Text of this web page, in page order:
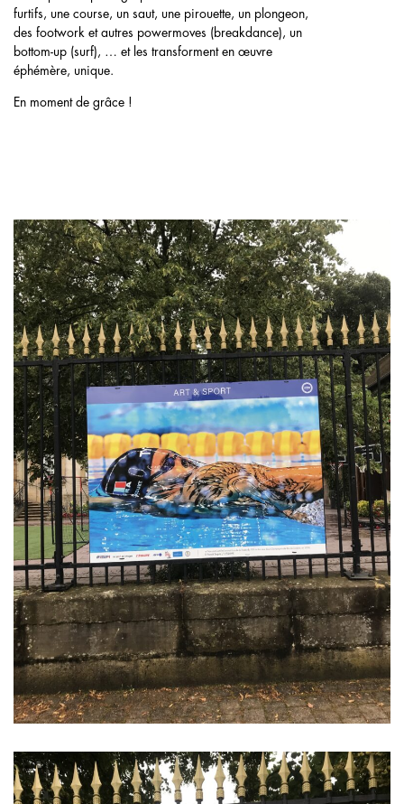
furtifs, une course, un saut, une pirouette, un plongeon,
des footwork et autres powermoves (breakdance), un
bottom-up (surf), … et les transforment en œuvre
éphémère, unique.
En moment de grâce !